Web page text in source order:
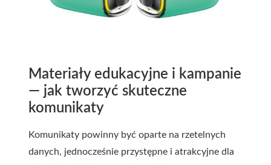
Materiały edukacyjne i kampanie
— jak tworzyć skuteczne
komunikaty
Komunikaty powinny być oparte na rzetelnych
danych, jednocześnie przystępne i atrakcyjne dla